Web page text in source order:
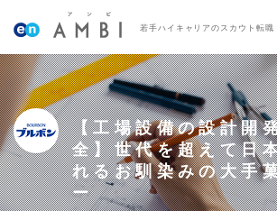
若手ハイキャリアのスカウト転職
【工場設備の設計開
全】世代を超えて日
れるお馴染みの大手
ー